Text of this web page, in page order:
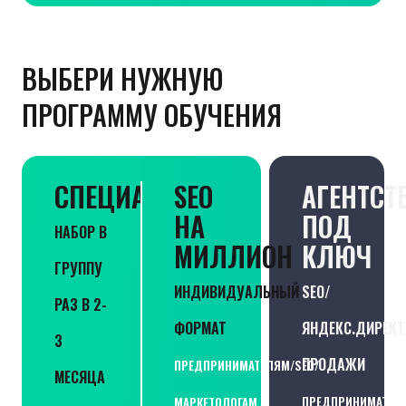
ВЫБЕРИ НУЖНУЮ
ПРОГРАММУ ОБУЧЕНИЯ
СПЕЦИАЛИСТ
НАБОР В
ГРУППУ
РАЗ В 2-
3
МЕСЯЦА
SEO
НА
МИЛЛИОН
ИНДИВИДУАЛЬНЫЙ
ФОРМАТ
ПРЕДПРИНИМАТЕЛЯМ/SEO/
МАРКЕТОЛОГАМ
ПОД
КЛЮЧ
SEO/
ПРОДАЖИ